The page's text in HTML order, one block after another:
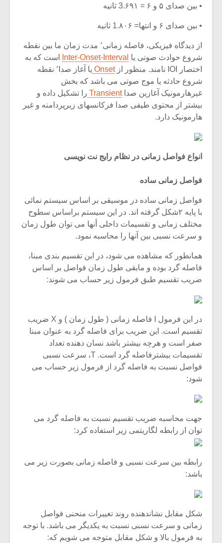
• بین صدای ۵ و ۶ = 3.۶۹۱ ثانیه
• بین صدای ۶ و انتها= 1.۸۰۶ ثانیه
از دیدگاه فیزیکی، فاصله زمانی٬ مدت زمان ما بین نقطه
شروع حوادث صوتی یاInter-Onset-Intervalاست که به
اختصار IOI نامند. منظور از
Onset
یا آغاز صدا٬ نقطه
شروع حادثه یا موج صوتی می باشد که بخش
غیرهارمونیک آغازین صداTransient را تشکیل داده و
بیشتر از محتوی طیفی صدا فرکانسهای زیرپردامنه و غیر
هارمونیک دارد.
انواع فواصل زمانی در نظام رایج نت نویسی
فواصل زمانی ساده
فواصل زمانی ساده در موسیقی بر اساس سیستم نمائی
با پایه ۲شکل گرفته اند. در این سیستم براساس سطوح
مختلف زمانی و تقسیمات داخلی أنها می توان طول زمان
و سرعت نسبی بین آنها را محاسبه نمود.
همانطور که مشاهده می شود، در این تقسیم بندی مبنا،
فاصله گرد بوده و مابقی طول زمان فواصل بر اساس
ضریب تقسیم طبق فرمول زیر حساب می شوند:
در این فرمول I فاصله زمانی ( طول زمان ) و X ضریب
تقسیم است. این ضریب برای فاصله گرد به عنوان مبنا
صفر است و هرچه بیشتر باشد نسان دهنده تعداد
تقسیمات بیشترفاصله گرد است. T، سرعت نسبی
فواصل نسبت به فاصله گرد از فرمول زیر حساب می
جهت محاسبه ضریب تقسیم نسبت به فاصله گرد می
توان از رابطه لگاریتمی زیر استفاده کرد:
رابطه بین سرعت نسبی و فاصله زمانی بصورت زیر می
شکل مقابل نشاندهنده روند تغییرات منحنی فواصل
زمانی و سرعت نسبی نسبت به یکدیگر می باشد. با توجه
به فرمول بالا و شکل مقابل متوجه می شویم که: